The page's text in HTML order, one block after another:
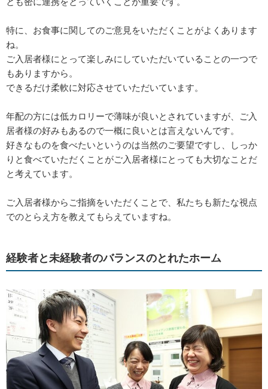
特に、お食事に関してのご意見をいただくことがよくあります
ね。
ご入居者様にとって楽しみにしていただいていることの一つで
もありますから。
できるだけ柔軟に対応させていただいています。
年配の方には低カロリーで薄味が良いとされていますが、ご入
居者様の好みもあるので一概に良いとは言えないんです。
好きなものを食べたいというのは当然のご要望ですし、しっか
りと食べていただくことがご入居者様にとっても大切なことだ
と考えています。
ご入居者様からご指摘をいただくことで、私たちも新たな視点
でのとらえ方を教えてもらえていますね。
経験者と未経験者のバランスのとれたホーム